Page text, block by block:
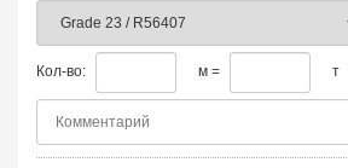
Кол-во: м = т